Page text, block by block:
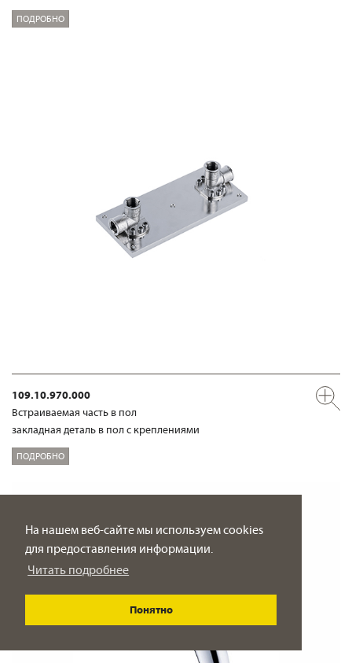
На нашем веб-сайте мы используем cookies
для предоставления информации.
Читать подробнее
Понятно
ПОДРОБНО
109.10.970.000
Встраиваемая часть в пол
закладная деталь в пол с креплениями
ПОДРОБНО